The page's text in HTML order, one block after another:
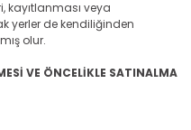
kayıtlanması veya
yerler de kendiliğinden
olur.
VE ÖNCELİKLE SATINALMA